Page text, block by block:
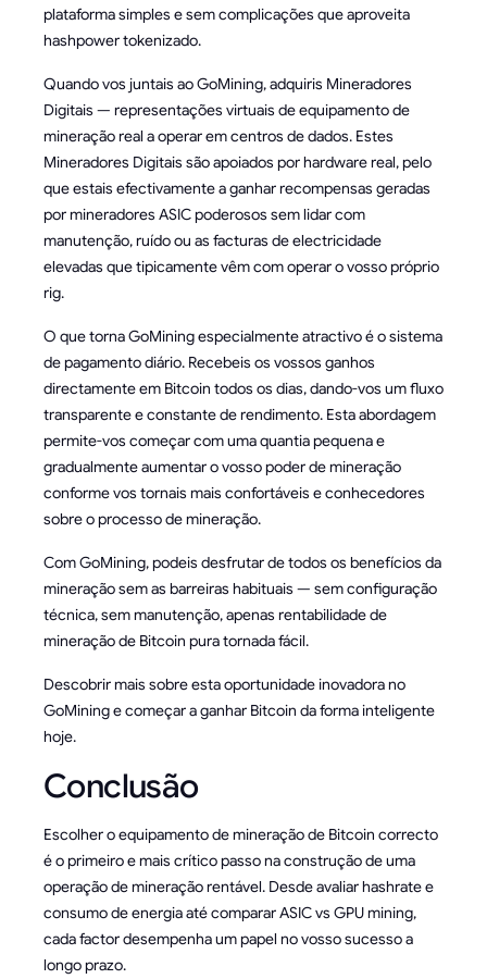
plataforma simples e sem complicações que aproveita
hashpower tokenizado.
Quando vos juntais ao GoMining, adquiris Mineradores
Digitais — representações virtuais de equipamento de
mineração real a operar em centros de dados. Estes
Mineradores Digitais são apoiados por hardware real, pelo
que estais efectivamente a ganhar recompensas geradas
por mineradores ASIC poderosos sem lidar com
manutenção, ruído ou as facturas de electricidade
elevadas que tipicamente vêm com operar o vosso próprio
rig.
O que torna GoMining especialmente atractivo é o sistema
de pagamento diário. Recebeis os vossos ganhos
directamente em Bitcoin todos os dias, dando-vos um fluxo
transparente e constante de rendimento. Esta abordagem
permite-vos começar com uma quantia pequena e
gradualmente aumentar o vosso poder de mineração
conforme vos tornais mais confortáveis e conhecedores
sobre o processo de mineração.
Com GoMining, podeis desfrutar de todos os benefícios da
mineração sem as barreiras habituais — sem configuração
técnica, sem manutenção, apenas rentabilidade de
mineração de Bitcoin pura tornada fácil.
Descobrir mais sobre esta oportunidade inovadora no
GoMining e começar a ganhar Bitcoin da forma inteligente
hoje.
Conclusão
Escolher o equipamento de mineração de Bitcoin correcto
é o primeiro e mais crítico passo na construção de uma
operação de mineração rentável. Desde avaliar hashrate e
consumo de energia até comparar ASIC vs GPU mining,
cada factor desempenha um papel no vosso sucesso a
longo prazo.